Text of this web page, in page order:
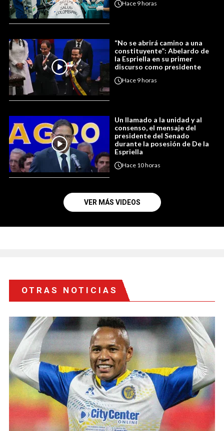
Hace 9 horas
“No se abrirá camino a una
constituyente”: Abelardo de
la Espriella en su primer
discurso como presidente
Hace 9 horas
Un llamado a la unidad y al
consenso, el mensaje del
presidente del Senado
durante la posesión de De la
Espriella
Hace 10 horas
VER MÁS VIDEOS
OTRAS NOTICIAS